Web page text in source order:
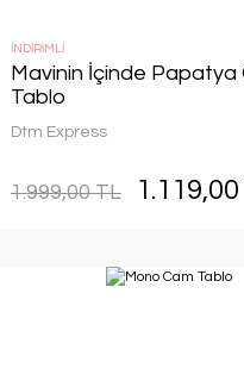
İNDİRİMLİ
Mavinin İçinde Papatya
Tablo
Dtm Express
1.999,00 TL